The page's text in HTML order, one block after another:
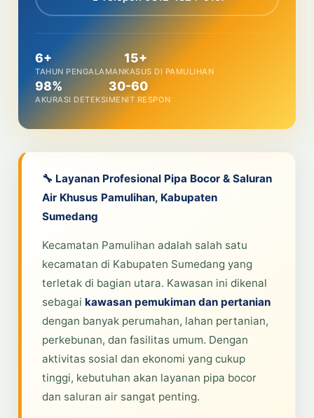
6+
TAHUN PENGALAMAN
15+
KASUS DI PAMULIHAN
98%
AKURASI DETEKSI
30-60
MENIT RESPON
🔧 Layanan Profesional Pipa Bocor & Saluran
Air Khusus Pamulihan, Kabupaten
Sumedang
Kecamatan Pamulihan adalah salah satu
kecamatan di Kabupaten Sumedang yang
terletak di bagian utara. Kawasan ini dikenal
sebagai kawasan pemukiman dan pertanian
dengan banyak perumahan, lahan pertanian,
perkebunan, dan fasilitas umum. Dengan
aktivitas sosial dan ekonomi yang cukup
tinggi, kebutuhan akan layanan pipa bocor
dan saluran air sangat penting.